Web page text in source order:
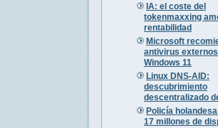
IA: el coste del
tokenmaxxing
rentabilidad
Microsoft
antivirus
Windows 11
Linux DNS-AID:
descubrimiento
descentralizado
Policía
17 millones de